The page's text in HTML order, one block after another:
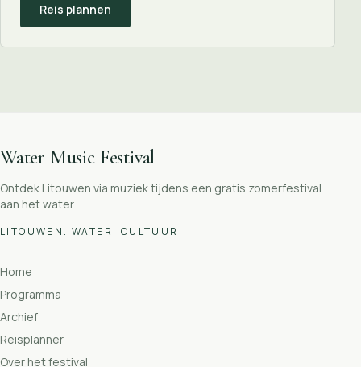
Reis plannen
Water Music Festival
Ontdek Litouwen via muziek tijdens een gratis zomerfestival
aan het water.
LITOUWEN. WATER. CULTUUR.
Home
Programma
Archief
Reisplanner
Over het festival